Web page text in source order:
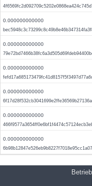
0.000000000000
0.000000000000
0.000000000000
0.000000000000
0.000000000000
0.000000000000